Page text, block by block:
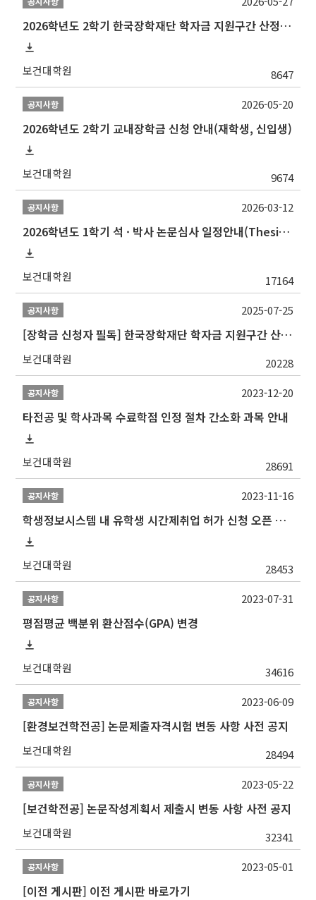
2026학년도 2학기 한국장학재단 학자금 지원구간 산정 신청 안내
보건대학원 8647
공지사항
2026학년도 2학기 교내장학금 신청 안내(재학생, 신입생)
보건대학원 9674
2026-05-20
공지사항
2026학년도 1학기 석 · 박사 논문심사 일정안내(Thesis Defense Schedules)
보건대학원 17164
2026-03-12
공지사항
[장학금 신청자 필독] 한국장학재단 학자금 지원구간 산정 권고
보건대학원 20228
2025-07-25
공지사항
타전공 및 학사과목 수료학점 인정 절차 간소화 과목 안내
보건대학원 28691
2023-12-20
공지사항
학생정보시스템 내 유학생 시간제취업 허가 신청 오픈 안내
보건대학원 28453
2023-11-16
공지사항
평점평균 백분위 환산점수(GPA) 변경
보건대학원 34616
2023-07-31
공지사항
[환경보건학전공] 논문제출자격시험 변동 사항 사전 공지
보건대학원 28494
2023-06-09
공지사항
[보건학전공] 논문작성계획서 제출시 변동 사항 사전 공지
보건대학원 32341
2023-05-22
공지사항
[이전 게시판] 이전 게시판 바로가기
2023-05-01